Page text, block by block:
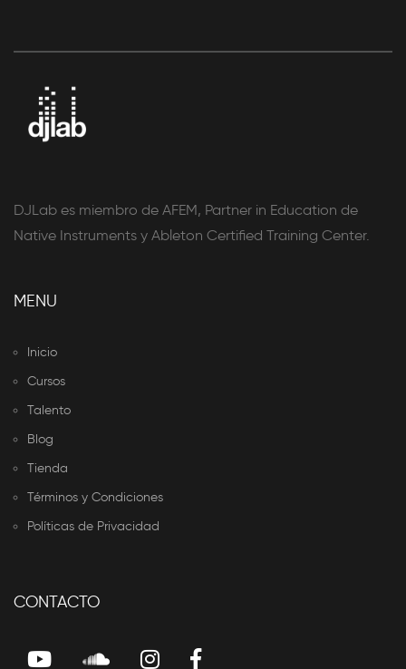
DJLab es miembro de AFEM, Partner in Education de
Native Instruments y Ableton Certified Training Center.
MENU
Inicio
Cursos
Talento
Blog
Tienda
Términos y Condiciones
Políticas de Privacidad
CONTACTO